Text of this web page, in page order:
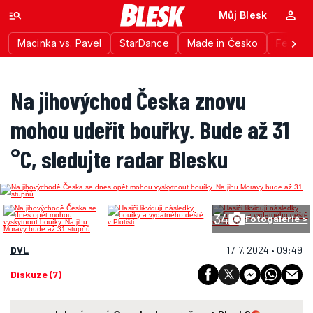
Macinka vs. Pavel StarDance Made in Česko
Můj Blesk
Na jihovýchod Česka znovu
mohou udeřit bouřky. Bude až 31
°C, sledujte radar Blesku
34 Fotogalerie >
DVL 17. 7. 2024 • 09:49
Diskuze (7)